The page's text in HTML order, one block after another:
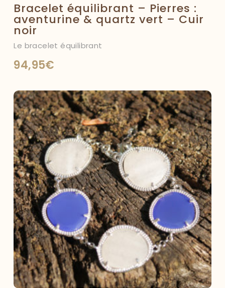
Bracelet équilibrant – Pierres :
aventurine & quartz vert – Cuir
noir
Le bracelet équilibrant
94,95€